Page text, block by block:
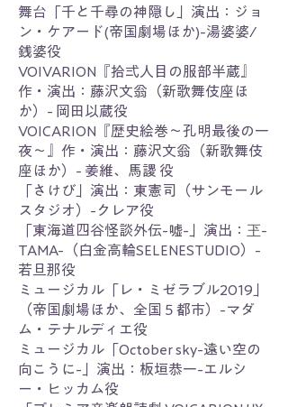
舞台「千と千尋の神隠し」演出：ジョ
ン・ケアード(帝国劇場ほか)-湯婆婆/
銭婆役
VOIVARION『拾弍人目の服部半蔵』
作・演出：藤沢文翁（新歌舞伎座ほ
か）- 岡田以蔵役
VOICARION『歴史絵巻〜孔明最後の一
夜〜』作・演出：藤沢文翁（新歌舞伎
座ほか）- 姜維、馬謖 役
「さけび」演出：東憲司（サンモール
スタジオ）-クレア役
「東海道四谷怪談外伝-嘘-」演出：玊-
TAMA-（白金高輪SELENESTUDIO）-
若旦那役
ミュージカル「レ・ミゼラブル2019」
（帝国劇場ほか、全国５都市）-マダ
ム・テナルディエ役
ミュージカル「October sky-遠い空の
向こうに-」演出：板垣恭一-エルシ
ー・ヒッカム役